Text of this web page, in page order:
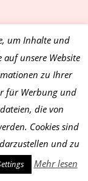
um Inhalte und
unsere Website
zu Ihrer
für Werbung und
die von
Cookies sind
und zu
Mehr lesen